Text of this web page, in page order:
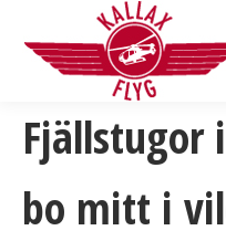
Fjällstugor
bo mitt i